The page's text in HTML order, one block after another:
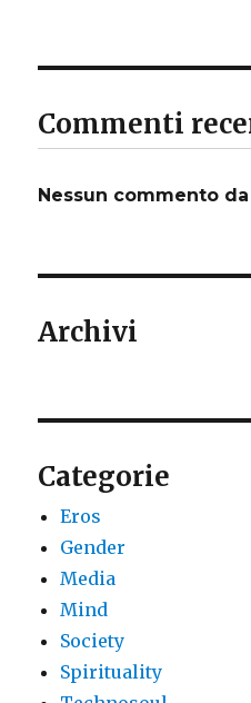
Commenti
Nessun commento
Archivi
Categorie
Eros
Gender
Media
Mind
Society
Spirituality